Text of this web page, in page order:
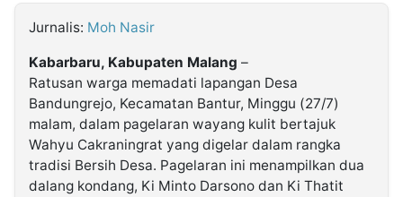
Jurnalis: Moh Nasir
Kabarbaru, Kabupaten Malang –
Ratusan warga memadati lapangan Desa
Bandungrejo, Kecamatan Bantur, Minggu (27/7)
malam, dalam pagelaran wayang kulit bertajuk
Wahyu Cakraningrat yang digelar dalam rangka
tradisi Bersih Desa. Pagelaran ini menampilkan dua
dalang kondang, Ki Minto Darsono dan Ki Thatit